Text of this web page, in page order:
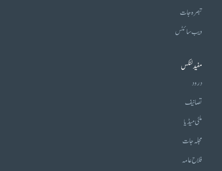
تبصرہ جات
ویب سائٹس
مفید لنکس
درود
تصانیف
ملٹی میڈیا
مجلہ جات
فلاح عامہ